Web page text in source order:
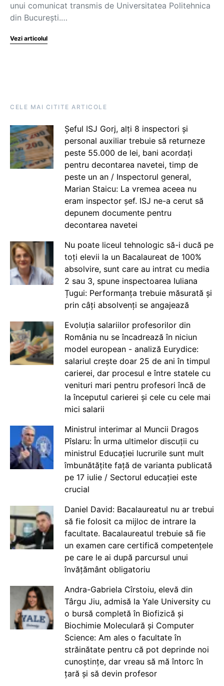
unui comunicat transmis de Universitatea Politehnica
din București.…
Vezi articolul
CELE MAI CITITE ARTICOLE
Șeful ISJ Gorj, alți 8 inspectori și
personal auxiliar trebuie să returneze
peste 55.000 de lei, bani acordați
pentru decontarea navetei, timp de
peste un an / Inspectorul general,
Marian Staicu: La vremea aceea nu
eram inspector șef. ISJ ne-a cerut să
depunem documente pentru
decontarea navetei
Nu poate liceul tehnologic să-i ducă pe
toți elevii la un Bacalaureat de 100%
absolvire, sunt care au intrat cu media
2 sau 3, spune inspectoarea Iuliana
Țugui: Performanța trebuie măsurată și
prin câți absolvenți se angajează
Evoluția salariilor profesorilor din
România nu se încadrează în niciun
model european - analiză Eurydice:
salariul crește doar 25 de ani în timpul
carierei, dar procesul e între statele cu
venituri mari pentru profesori încă de
la începutul carierei și cele cu cele mai
mici salarii
Ministrul interimar al Muncii Dragos
Pîslaru: În urma ultimelor discuții cu
ministrul Educației lucrurile sunt mult
îmbunătățite față de varianta publicată
pe 17 iulie / Sectorul educației este
crucial
Daniel David: Bacalaureatul nu ar trebui
să fie folosit ca mijloc de intrare la
facultate. Bacalaureatul trebuie să fie
un examen care certifică competențele
pe care le ai după parcursul unui
învățământ obligatoriu
Andra-Gabriela Cîrstoiu, elevă din
Târgu Jiu, admisă la Yale University cu
o bursă completă în Biofizică și
Biochimie Moleculară și Computer
Science: Am ales o facultate în
străinătate pentru că pot deprinde noi
cunoștințe, dar vreau să mă întorc în
țară și să devin profesor